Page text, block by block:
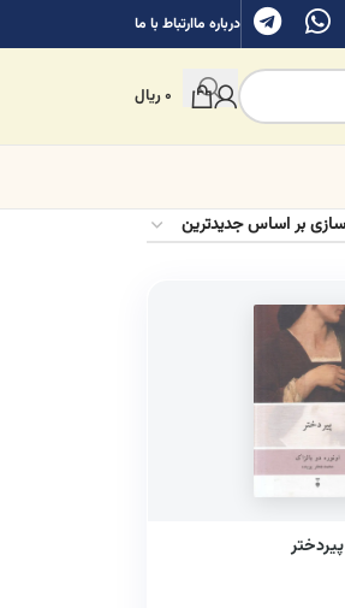
درباره ماارتباط با ما
0ریال
پیردختر